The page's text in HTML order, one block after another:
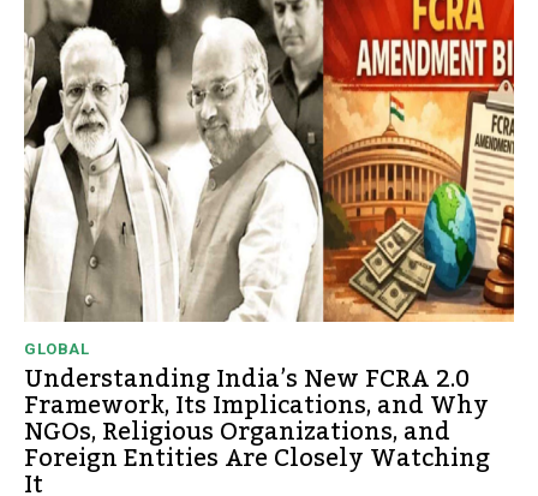
GLOBAL
Understanding India’s New FCRA 2.0
Framework, Its Implications, and Why
NGOs, Religious Organizations, and
Foreign Entities Are Closely Watching
It